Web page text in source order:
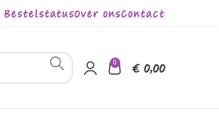
BestelstatusOver onsContact
0 € 0,00